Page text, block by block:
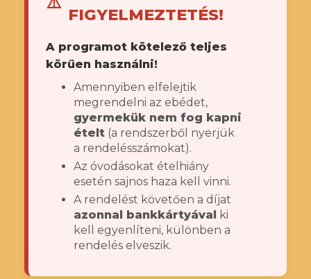
FIGYELMEZTETÉS!
A programot kötelező teljes
körűen használni!
Amennyiben elfelejtik
megrendelni az ebédet,
gyermekük nem fog kapni
ételt (a rendszerből nyerjük
a rendelésszámokat).
Az óvodásokat ételhiány
esetén sajnos haza kell vinni.
A rendelést követően a díjat
azonnal bankkártyával ki
kell egyenlíteni, különben a
rendelés elveszik.